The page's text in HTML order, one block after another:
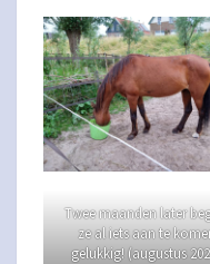
Twee maanden later
ze al iets aan te
gelukkig! (augustus